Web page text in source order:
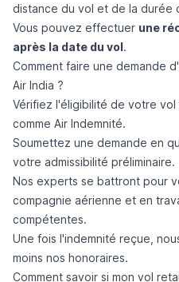
distance du vol et de la durée
Vous pouvez effectuer une
après la date du vol.
Comment faire une demande
Air India ?
Vérifiez l'éligibilité de votre vol
comme Air Indemnité.
Soumettez une demande en
votre admissibilité préliminaire.
Nos experts se battront pour
compagnie aérienne et en
compétentes.
Une fois l'indemnité reçue,
moins nos honoraires.
Comment savoir si mon vol